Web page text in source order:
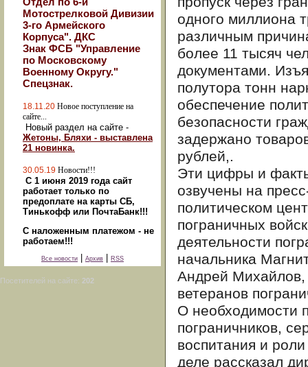
Мотострелковой Дивизии
3-го Армейского
Корпуса". ДКС
Знак ФСБ "Управление
по Московскому
Военному Округу."
Спецзнак.
18.11.20 Новое поступление на
сайте...
Новый раздел на сайте -
Жетоны, Бляхи - выставлена
21 новинка.
30.05.19 Новости!!!
С 1 июня 2019 года сайт
работает только по
предоплате на карты СБ,
Тинькофф или ПочтаБанк!!!
С наложенным платежом - не
работаем!!!
Все новости Архив RSS
Посетителей на сайте: 202
одного миллиона
различным
более 11 тысяч
документами.
полутора тонн
обеспечение
безопасности
задержано
рублей,.
Эти цифры и
озвучены на
политическом
пограничных
деятельности
начальника
Андрей Михайлов,
ветеранов
О необходимости
пограничников,
воспитания и
деле рассказал